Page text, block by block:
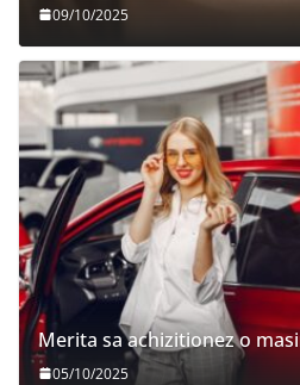
09/10/2025
Merita sa achizitionez o
05/10/2025